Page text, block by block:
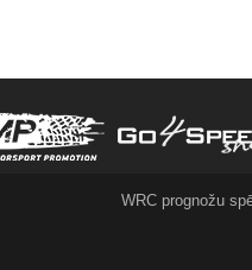
WRC prognožu